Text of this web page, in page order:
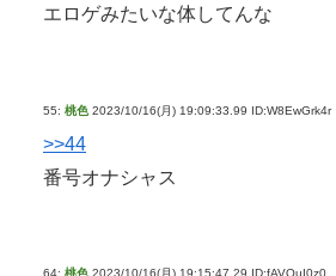
エロゲみたいな体してんな
55: 桃色 2023/10/16(月) 19:09:33.99 ID:W8EwGrk4r
>>44
番号オナシャス